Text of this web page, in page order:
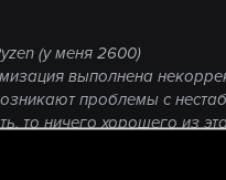
(у меня 2600)
выполнена
проблемы с
то ничего хорошего из
игра работала как
разработчики